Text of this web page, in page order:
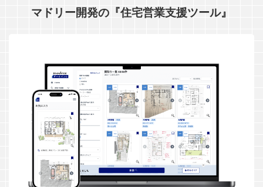
マドリー開発の『住宅営業支援ツール』